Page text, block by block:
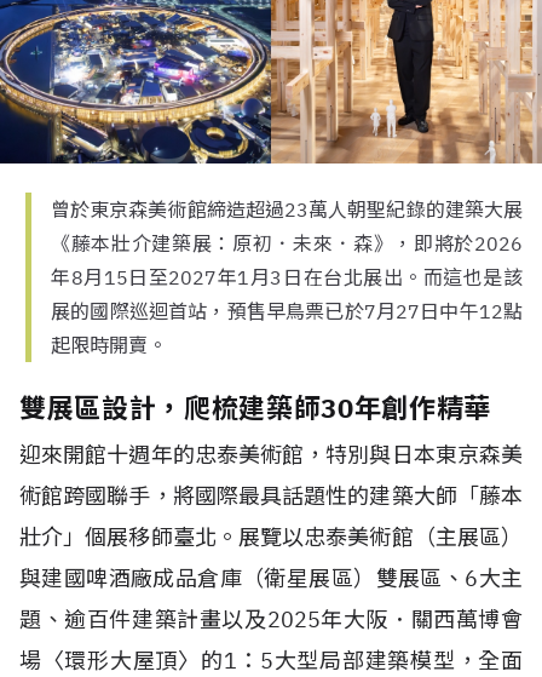
曾於東京森美術館締造超過23萬人朝聖紀錄的建築大展
《藤本壯介建築展：原初．未來．森》，即將於2026
年8月15日至2027年1月3日在台北展出。而這也是該
展的國際巡迴首站，預售早鳥票已於7月27日中午12點
起限時開賣。
雙展區設計，爬梳建築師30年創作精華
迎來開館十週年的忠泰美術館，特別與日本東京森美
術館跨國聯手，將國際最具話題性的建築大師「藤本
壯介」個展移師臺北。展覽以忠泰美術館（主展區）
與建國啤酒廠成品倉庫（衛星展區）雙展區、6大主
題、逾百件建築計畫以及2025年大阪．關西萬博會
場〈環形大屋頂〉的1：5大型局部建築模型，全面